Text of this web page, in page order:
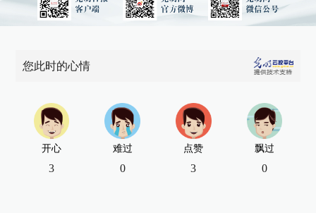
您此时的心情
开心
3
难过
0
点赞
3
飘过
0